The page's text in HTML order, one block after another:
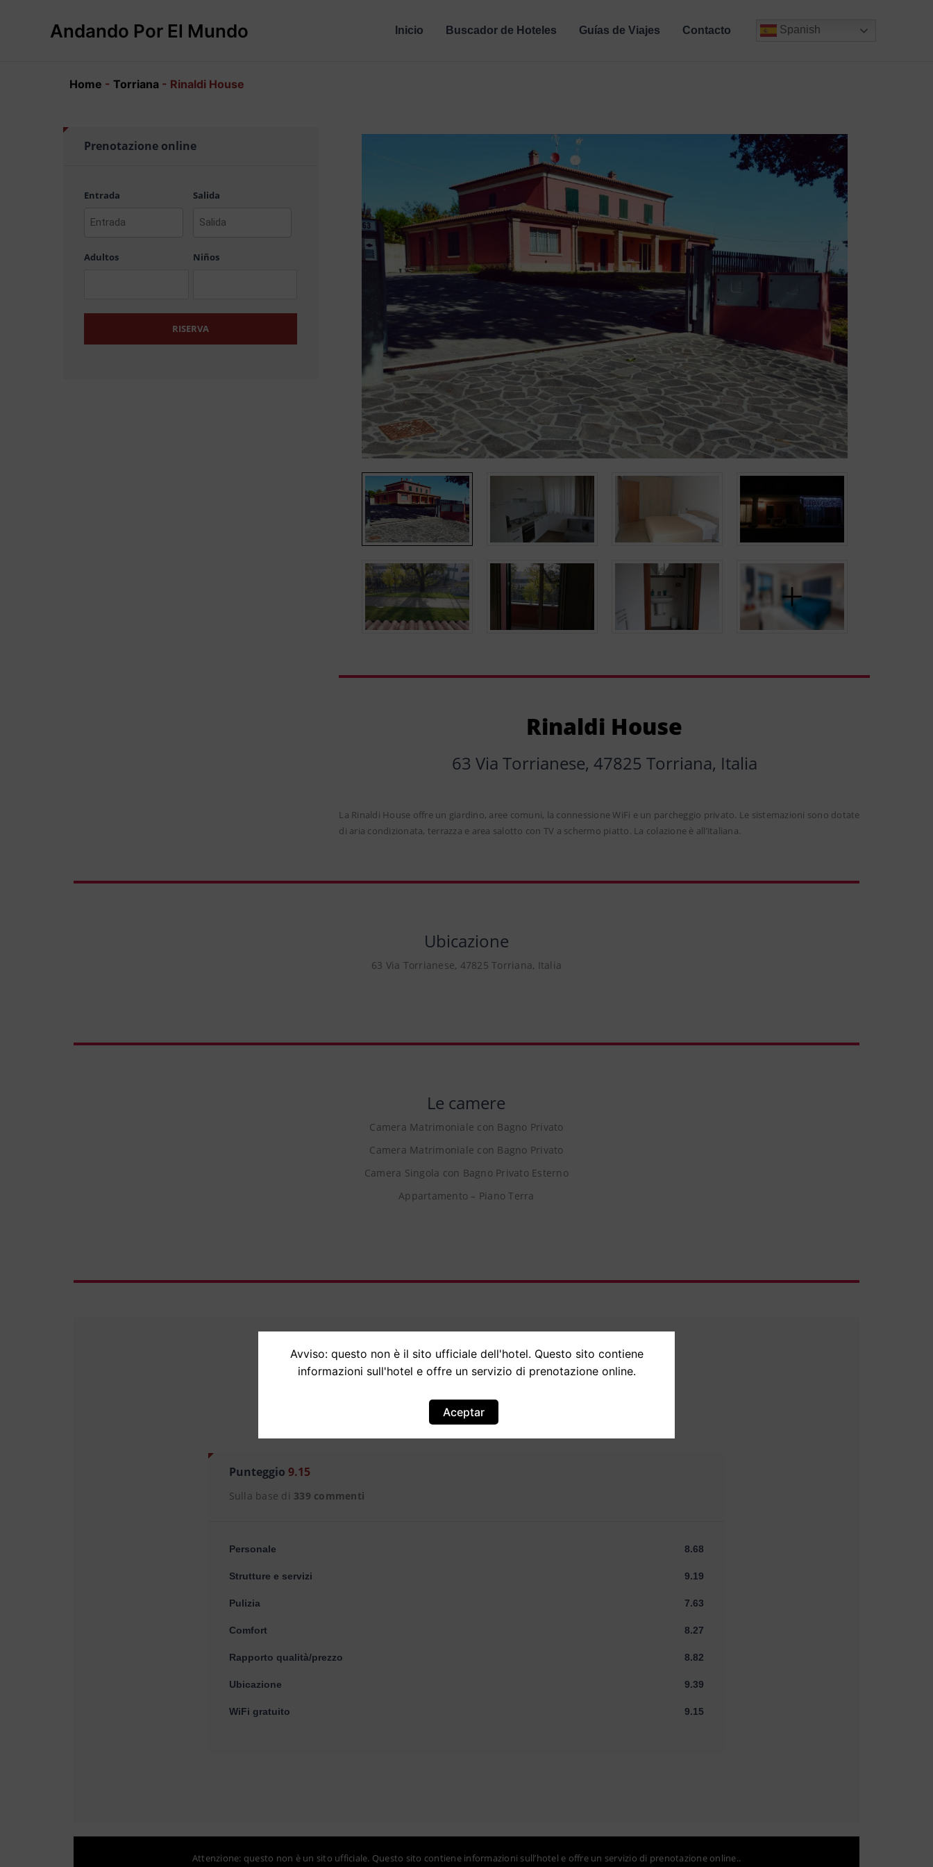
Andando Por El Mundo Inicio Buscador de Hoteles Guías de Viajes Contacto Spanish
Home - Torriana - Rinaldi House
Prenotazione online
Entrada Salida
Adultos Niños
RISERVA
Rinaldi House
63 Via Torrianese, 47825 Torriana, Italia
La Rinaldi House offre un giardino, aree comuni, la connessione WiFi e un parcheggio privato. Le sistemazioni sono dotate
di aria condizionata, terrazza e area salotto con TV a schermo piatto. La colazione è all’italiana.
Ubicazione
63 Via Torrianese, 47825 Torriana, Italia
Le camere
Camera Matrimoniale con Bagno Privato
Camera Matrimoniale con Bagno Privato
Camera Singola con Bagno Privato Esterno
Appartamento – Piano Terra
Opinioni
Punteggio 9.15
Sulla base di 339 commenti
Personale 8.68
Strutture e servizi 9.19
Pulizia 7.63
Comfort 8.27
Rapporto qualità/prezzo 8.82
Ubicazione 9.39
WiFi gratuito 9.15
Attenzione: questo non è un sito ufficiale. Questo sito contiene informazioni sull’hotel e offre un servizio di prenotazione online..
Avviso: questo non è il sito ufficiale dell'hotel. Questo sito contiene
informazioni sull'hotel e offre un servizio di prenotazione online.
Aceptar